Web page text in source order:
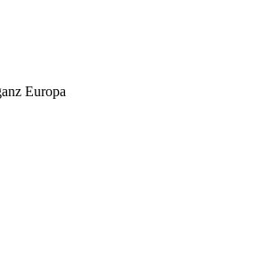
Europa